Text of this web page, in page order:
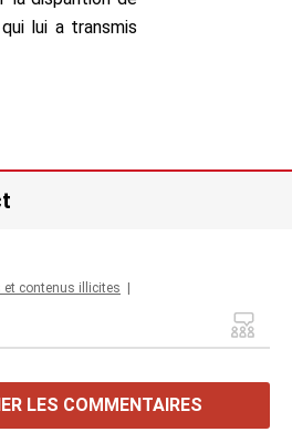
lui a transmis
et contenus illicites |
LES COMMENTAIRES